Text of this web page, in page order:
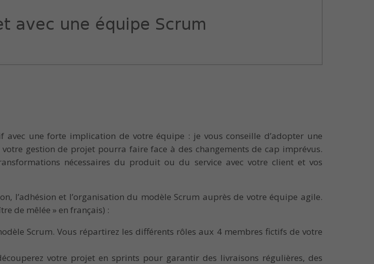
une forte implication de votre équipe : je vous conseille d’adopter une
gestion de projet pourra faire face à des changements de cap imprévus.
nécessaires du produit ou du service avec votre client et vos
l’adhésion et l’organisation du modèle Scrum auprès de votre équipe agile.
de mêlée » en français) :
Scrum. Vous répartirez les différents rôles aux 4 membres fictifs de votre
votre projet en sprints pour garantir des livraisons régulières, des